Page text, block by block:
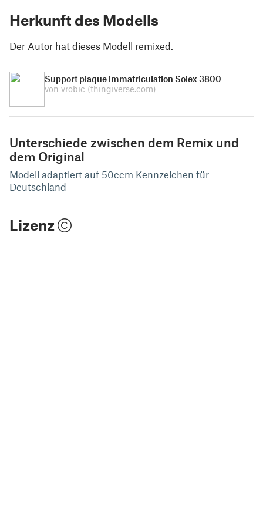
Herkunft des Modells
Der Autor hat dieses Modell remixed.
Support plaque immatriculation Solex 3800
von vrobic (thingiverse.com)
Unterschiede zwischen dem Remix und
dem Original
Modell adaptiert auf 50ccm Kennzeichen für
Deutschland
Lizenz